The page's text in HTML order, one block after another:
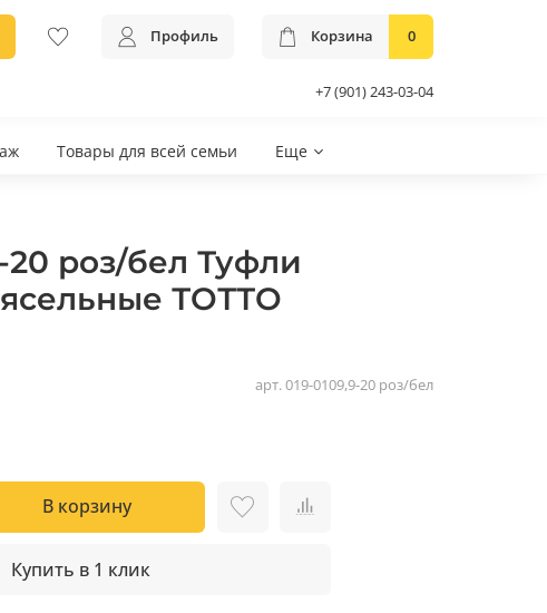
Профиль Корзина 0
+7 (901) 243-03-04
Товары для всей семьи
Еще
арт.019-0109,9-20 роз/бел
20 роз/бел Туфли
ТОТТО
В корзину
Купить в 1 клик